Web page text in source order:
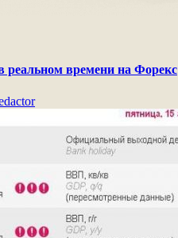
реальном времени на Форекс